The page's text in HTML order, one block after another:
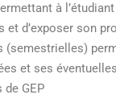
à
et d’exposer son
(semestrielles)
et ses
de GEP